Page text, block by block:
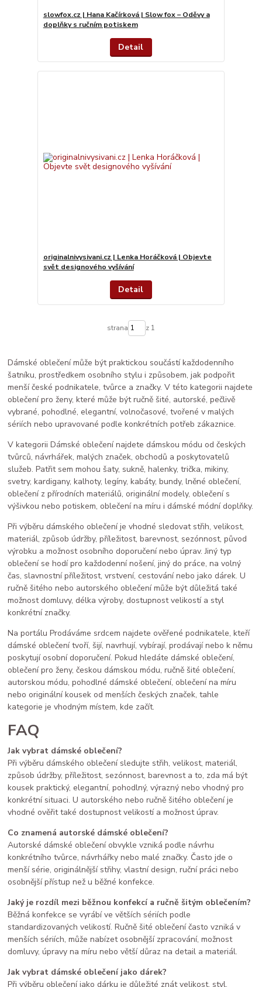
slowfox.cz | Hana Kačírková | Slow fox – Oděvy a
doplňky s ručním potiskem
Detail
originalnivysivani.cz | Lenka Horáčková | Objevte
svět designového vyšívání
Detail
strana z 1
Dámské oblečení může být praktickou součástí každodenního
šatníku, prostředkem osobního stylu i způsobem, jak podpořit
menší české podnikatele, tvůrce a značky. V této kategorii najdete
oblečení pro ženy, které může být ručně šité, autorské, pečlivě
vybrané, pohodlné, elegantní, volnočasové, tvořené v malých
sériích nebo upravované podle konkrétních potřeb zákaznice.
V kategorii Dámské oblečení najdete dámskou módu od českých
tvůrců, návrhářek, malých značek, obchodů a poskytovatelů
služeb. Patřit sem mohou šaty, sukně, halenky, trička, mikiny,
svetry, kardigany, kalhoty, legíny, kabáty, bundy, lněné oblečení,
oblečení z přírodních materiálů, originální modely, oblečení s
výšivkou nebo potiskem, oblečení na míru i dámské módní doplňky.
Při výběru dámského oblečení je vhodné sledovat střih, velikost,
materiál, způsob údržby, příležitost, barevnost, sezónnost, původ
výrobku a možnost osobního doporučení nebo úprav. Jiný typ
oblečení se hodí pro každodenní nošení, jiný do práce, na volný
čas, slavnostní příležitost, vrstvení, cestování nebo jako dárek. U
ručně šitého nebo autorského oblečení může být důležitá také
možnost domluvy, délka výroby, dostupnost velikostí a styl
konkrétní značky.
Na portálu Prodáváme srdcem najdete ověřené podnikatele, kteří
dámské oblečení tvoří, šijí, navrhují, vybírají, prodávají nebo k němu
poskytují osobní doporučení. Pokud hledáte dámské oblečení,
oblečení pro ženy, českou dámskou módu, ručně šité oblečení,
autorskou módu, pohodlné dámské oblečení, oblečení na míru
nebo originální kousek od menších českých značek, tahle
kategorie je vhodným místem, kde začít.
FAQ
Jak vybrat dámské oblečení?
Při výběru dámského oblečení sledujte střih, velikost, materiál,
způsob údržby, příležitost, sezónnost, barevnost a to, zda má být
kousek praktický, elegantní, pohodlný, výrazný nebo vhodný pro
konkrétní situaci. U autorského nebo ručně šitého oblečení je
vhodné ověřit také dostupnost velikostí a možnost úprav.
Co znamená autorské dámské oblečení?
Autorské dámské oblečení obvykle vzniká podle návrhu
konkrétního tvůrce, návrhářky nebo malé značky. Často jde o
menší série, originálnější střihy, vlastní design, ruční práci nebo
osobnější přístup než u běžné konfekce.
Jaký je rozdíl mezi běžnou konfekcí a ručně šitým oblečením?
Běžná konfekce se vyrábí ve větších sériích podle
standardizovaných velikostí. Ručně šité oblečení často vzniká v
menších sériích, může nabízet osobnější zpracování, možnost
domluvy, úpravy na míru nebo větší důraz na detail a materiál.
Jak vybrat dámské oblečení jako dárek?
Při výběru oblečení jako dárku je důležité znát velikost, styl,